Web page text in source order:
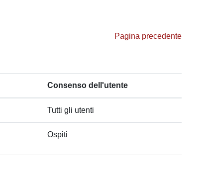
Pagina precedente
Consenso dell'utente
Tutti gli utenti
Ospiti